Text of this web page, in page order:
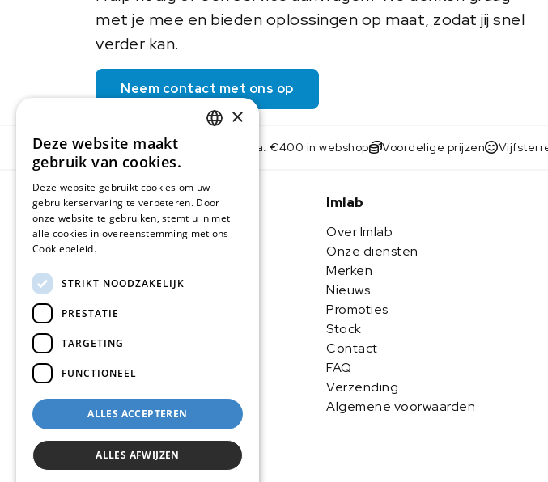
met je mee en bieden oplossingen op maat, zodat jij snel
verder kan.
Neem contact met ons op
Gratis levering v.a. €400 in webshop Voordelige prijzen
Imlab
Over Imlab
Onze diensten
Merken
Nieuws
Promoties
Stock
Contact
FAQ
Verzending
Algemene voorwaarden
×
Deze website maakt
gebruik van cookies.
Deze website gebruikt cookies om uw
gebruikerservaring te verbeteren. Door
onze website te gebruiken, stemt u in met
alle cookies in overeenstemming met ons
Cookiebeleid.
STRIKT NOODZAKELIJK
PRESTATIE
TARGETING
FUNCTIONEEL
ALLES ACCEPTEREN
ALLES AFWIJZEN